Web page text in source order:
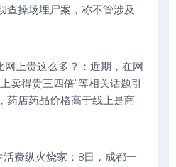
查操场埋尸案，称不管涉及
网上贵这么多？：近期，在网
卖得贵三四倍”等相关话题引
药店药品价格高于线上是商
费纵火烧家：8日，成都一